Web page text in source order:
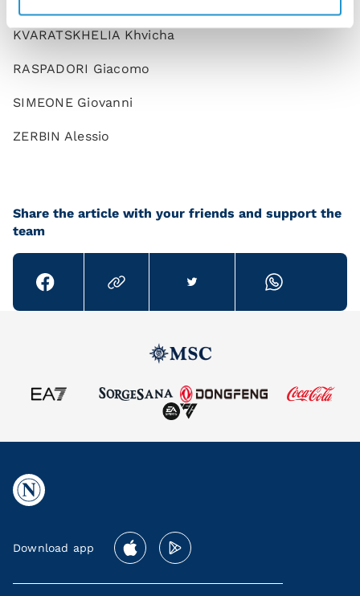
KVARATSKHELIA Khvicha
RASPADORI Giacomo
SIMEONE Giovanni
ZERBIN Alessio
Share the article with your friends and support the
team
Download app